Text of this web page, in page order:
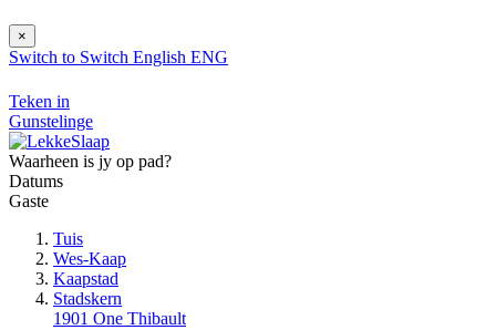
×
Switch to Switch English ENG
Teken in
Gunstelinge
Waarheen is jy op pad?
Datums
Gaste
Tuis
Wes-Kaap
Kaapstad
Stadskern
1901 One Thibault